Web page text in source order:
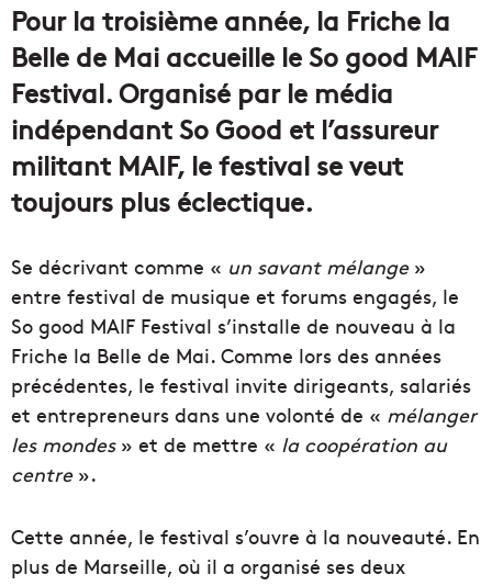
Pour la troisième année, la Friche la
Belle de Mai accueille le So good MAIF
Festival. Organisé par le média
indépendant So Good et l’assureur
militant MAIF, le festival se veut
toujours plus éclectique.
Se décrivant comme « un savant mélange»
entre festival de musique et forums engagés, le
So good MAIF Festival s’installe de nouveau à la
Friche la Belle de Mai. Comme lors des années
précédentes, le festival invite dirigeants, salariés
et entrepreneurs dans une volonté de « mélanger
les mondes» et de mettre « la coopération au
centre».
Cette année, le festival s’ouvre à la nouveauté. En
plus de Marseille, où il a organisé ses deux